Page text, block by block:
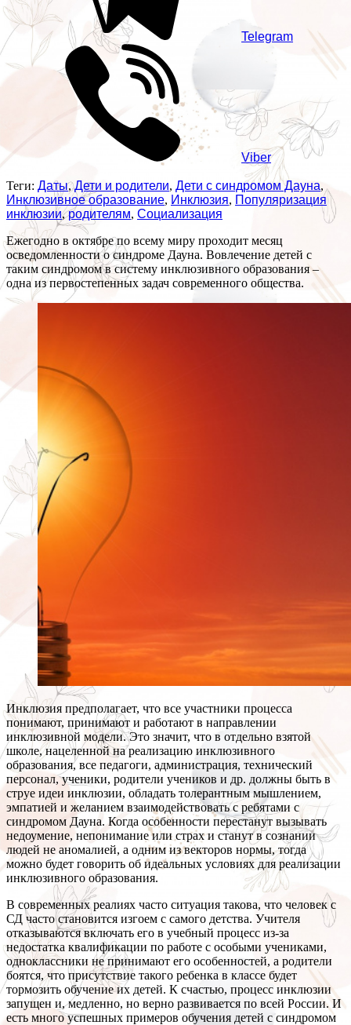
Telegram
Viber
Теги: Даты,Дети и родители, Дети с синдромом Дауна,
Инклюзивное образование, Инклюзия, Популяризация
инклюзии,родителям, Социализация
Ежегодно в октябре по всему миру проходит месяц
осведомленности о синдроме Дауна. Вовлечение детей с
таким синдромом в систему инклюзивного образования –
одна из первостепенных задач современного общества.
Инклюзия предполагает, что все участники процесса
понимают, принимают и работают в направлении
инклюзивной модели. Это значит, что в отдельно взятой
школе, нацеленной на реализацию инклюзивного
образования, все педагоги, администрация, технический
персонал, ученики, родители учеников и др. должны быть в
струе идеи инклюзии, обладать толерантным мышлением,
эмпатией и желанием взаимодействовать с ребятами с
синдромом Дауна. Когда особенности перестанут вызывать
недоумение, непонимание или страх и станут в сознании
людей не аномалией, а одним из векторов нормы, тогда
можно будет говорить об идеальных условиях для реализации
инклюзивного образования.
В современных реалиях часто ситуация такова, что человек с
СД часто становится изгоем с самого детства. Учителя
отказываются включать его в учебный процесс из-за
недостатка квалификации по работе с особыми учениками,
одноклассники не принимают его особенностей, а родители
боятся, что присутствие такого ребенка в классе будет
тормозить обучение их детей. К счастью, процесс инклюзии
запущен и, медленно, но верно развивается по всей России. И
есть много успешных примеров обучения детей с синдромом